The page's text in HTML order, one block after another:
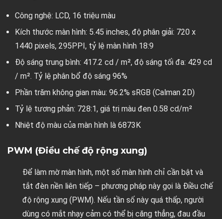
Công nghệ: LCD, 16 triệu màu
Kích thước màn hình: 5.45 inches, độ phân giải: 720 x
1440 pixels, 295PPI, tỷ lệ màn hình 18:9
Độ sáng trung bình: 417.2 cd / m², độ sáng tối đa: 429 cd
/ m². Tỷ lệ phân bổ độ sáng 96%
Phần trăm không gian màu: 96.2% sRGB (Calman 2D)
Tỷ lệ tương phản: 728:1, giá trị màu đen 0.58 cd/m²
Nhiệt độ màu của màn hình là 6873K
PWM (Điều chế độ rộng xung)
Để làm mờ màn hình, một số màn hình chỉ cần bật và
tắt đèn nền liên tiếp – phương pháp này gọi là Điều chế
độ rộng xung (PWM). Nếu tần số này quá thấp, người
dùng có mắt nhạy cảm có thể bị căng thẳng, đau đầu